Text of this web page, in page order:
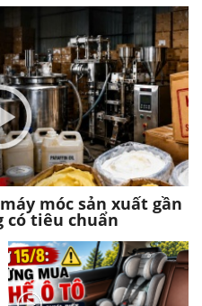
móc sản xuất gần
có tiêu chuẩn